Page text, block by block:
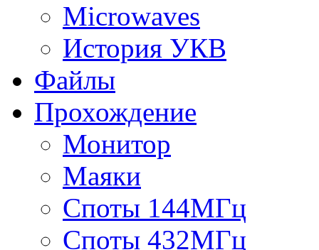
Microwaves
История УКВ
Файлы
Прохождение
Монитор
Маяки
Споты 144МГц
Споты 432МГц